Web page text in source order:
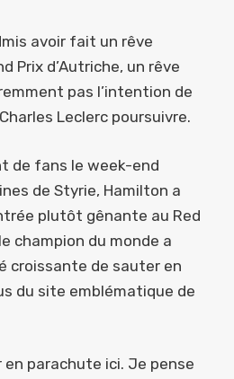
avoir fait un rêve
Prix d’Autriche, un rêve
pas l’intention de
Leclerc poursuivre.
de fans le week-end
de Styrie, Hamilton a
plutôt gênante au Red
champion du monde a
croissante de sauter en
du site emblématique de
en parachute ici. Je pense